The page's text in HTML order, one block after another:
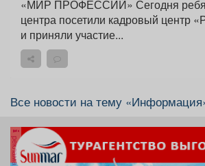
«МИР ПРОФЕССИЙ» Сегодня ребята нашего
центра посетили кадровый центр
и приняли участие...
Все новости на тему
реклама